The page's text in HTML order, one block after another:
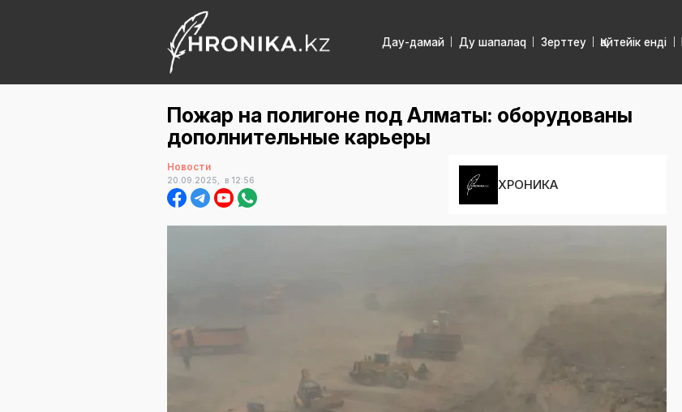
Дау-дамай Ду шапалаq Зерттеу Қайтейік енді
Пожар на полигоне под Алматы: оборудованы
дополнительные карьеры
Новости
20.09.2025, в 12:56 ХРОНИКА